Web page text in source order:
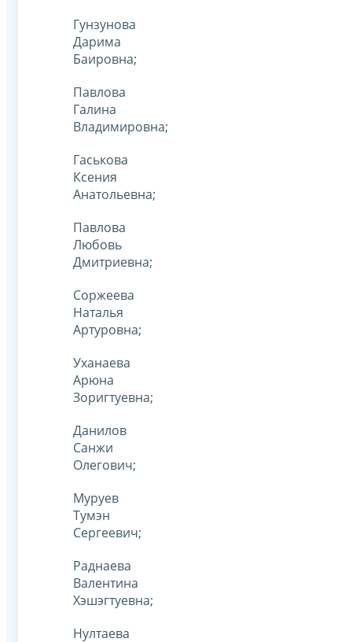
Гунзунова
Дарима
Баировна;
Павлова
Галина
Владимировна;
Гаськова
Ксения
Анатольевна;
Павлова
Любовь
Дмитриевна;
Соржеева
Наталья
Артуровна;
Уханаева
Арюна
Зоригтуевна;
Данилов
Санжи
Олегович;
Муруев
Тумэн
Сергеевич;
Раднаева
Валентина
Хэшэгтуевна;
Нултаева